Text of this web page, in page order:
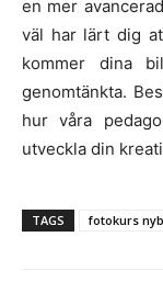
en mer
väl har lärt dig
kommer dina
genomtänkta.
hur våra
utveckla din
TAGS fotokurs